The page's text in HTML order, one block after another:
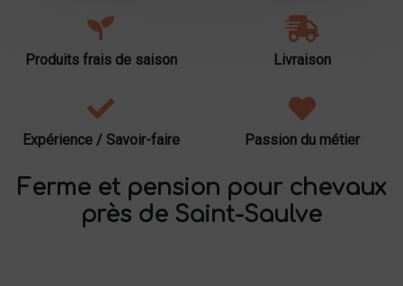
Produits frais de saison Livraison
Expérience / Savoir-faire Passion du métier
Ferme et pension pour chevaux
près de Saint-Saulve